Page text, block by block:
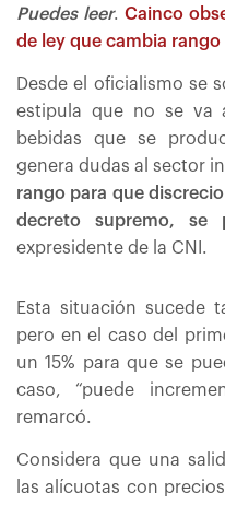
Puedes leer. Cainco
de ley que cambia
Desde el oficialismo se
estipula que no se va
bebidas que se
genera dudas al sector
rango para que
decreto supremo, se
expresidente de la CNI.
Esta situación sucede
pero en el caso del
un 15% para que se
caso, “puede
remarcó.
Considera que una
las alícuotas con